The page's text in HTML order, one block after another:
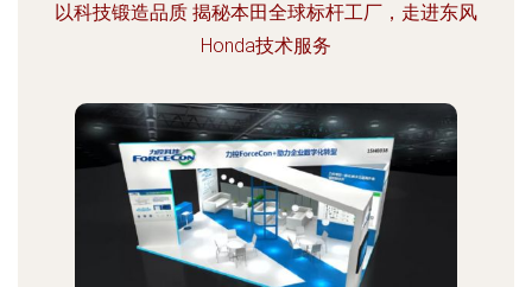
以科技锻造品质 揭秘本田全球标杆工厂，走进东风
Honda技术服务